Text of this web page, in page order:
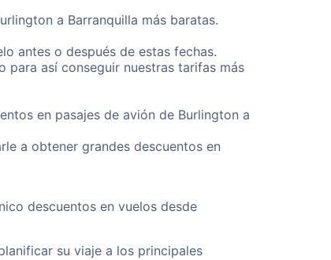
a Barranquilla más baratas.
antes o después de estas fechas.
para así conseguir nuestras tarifas más
en pasajes de avión de Burlington a
a obtener grandes descuentos en
descuentos en vuelos desde
su viaje a los principales